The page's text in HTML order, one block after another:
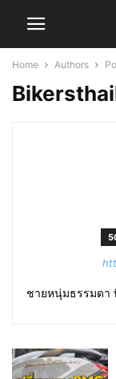
Home Authors
ชายหนุ่มธรรมดา